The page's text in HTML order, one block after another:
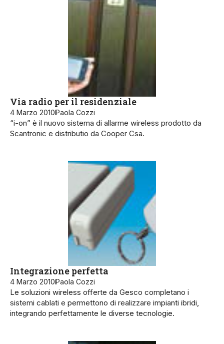
Via radio per il residenziale
4 Marzo 2010Paola Cozzi
“i-on” è il nuovo sistema di allarme wireless prodotto da
Scantronic e distributio da Cooper Csa.
Integrazione perfetta
4 Marzo 2010Paola Cozzi
Le soluzioni wireless offerte da Gesco completano i
sistemi cablati e permettono di realizzare impianti ibridi,
integrando perfettamente le diverse tecnologie.